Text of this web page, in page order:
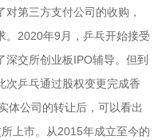
第三方支付公司的收购，
。2020年9月，乒乓开始接受
交所创业板IPO辅导。但到
次乒乓通过股权变更完成香
体公司的转让后，可以看出
上市。从2015年成立至今的